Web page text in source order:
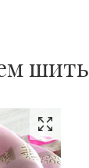
шить